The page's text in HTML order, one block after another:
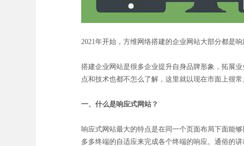
2021年开始，方维网络搭建的企业网站大部分都是
搭建企业网站是很多企业提升自身品牌形象，拓展
点和技术也都不怎么了解，这里就以现在市面上很
一、什么是响应式网站？
响应式网站最大的特点是在同一个页面布局下面能
多多终端的自适应来完成各个终端的响应。通俗的